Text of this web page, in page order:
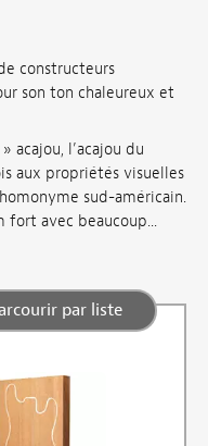
constructeurs
son ton chaleureux et
acajou, l’acajou du
aux propriétés visuelles
sud-américain.
fort avec beaucoup...
par liste